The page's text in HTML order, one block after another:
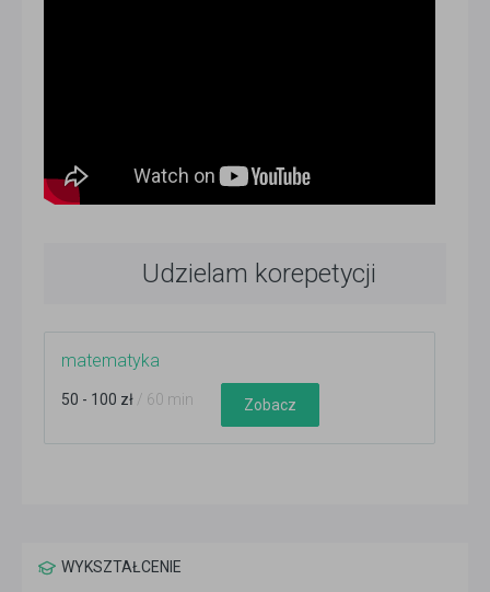
Udzielam korepetycji
matematyka
50 - 100 zł / 60 min Zobacz
WYKSZTAŁCENIE